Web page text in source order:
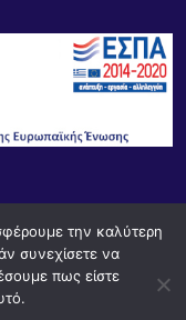
AE
την καλύτερη
συνεχίσετε να
πως είστε